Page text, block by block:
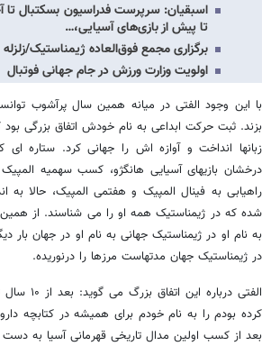
اسبقیان: سرپرست فدراسیون بسکتبال
تا پیش از بازی‌های آسیایی،…
برگزاری مجمع فوق‌العاده ژیمناستیک/
اولویت وزارت ورزش در جام جهانی فوتبال
با این وجود الفتی در میانه همین سال پرآشوب
بزند. ثبت حرکت ابداعی به نام خودش اتفاق بزرگی بود
زبانها انداخت و آوازه اش را جهانی کرد. ستاره ای
درخشان بازیهای آسیایی هانگژو، کسب سهمیه
راهیابی به فینال المپیک و هفتمی المپیک، حالا به
شده که در ژیمناستیک همه او را می شناسند. از
به نام او در ژیمناستیک جهانی به نام او در جهان بار
در ژیمناستیک جهان مدتهاست مرزها را درنوریده.
الفتی
کرده بودم را به نام خودم برای همیشه در کتابچه
بعد از کسب اولین مدال تاریخی قهرمانی آسیا به دست